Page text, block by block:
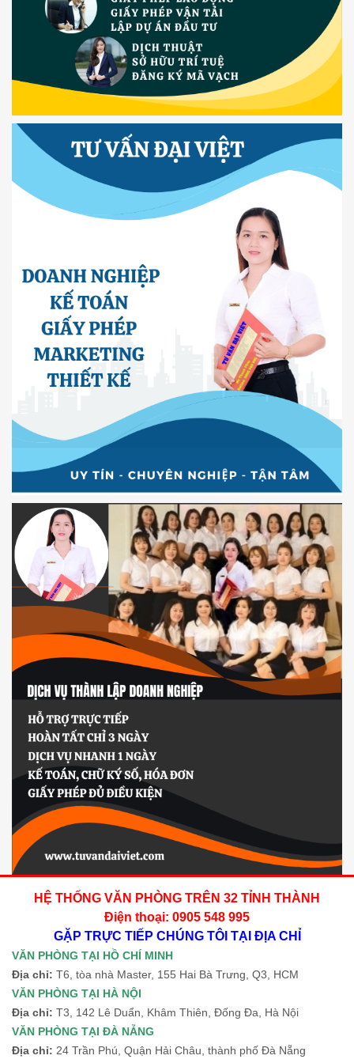
HỆ THỐNG VĂN PHÒNG TRÊN 32 TỈNH THÀNH
Điện thoại: 0905 548 995
GẶP TRỰC TIẾP CHÚNG TÔI TẠI ĐỊA CHỈ
VĂN PHÒNG TẠI HỒ CHÍ MINH
Địa chỉ: T6, tòa nhà Master, 155 Hai Bà Trưng, Q3, HCM
VĂN PHÒNG TẠI HÀ NỘI
Địa chỉ: T3, 142 Lê Duẩn, Khâm Thiên, Đống Đa, Hà Nội
VĂN PHÒNG TẠI ĐÀ NẴNG
Địa chỉ: 24 Trần Phú, Quận Hải Châu, thành phố Đà Nẵng